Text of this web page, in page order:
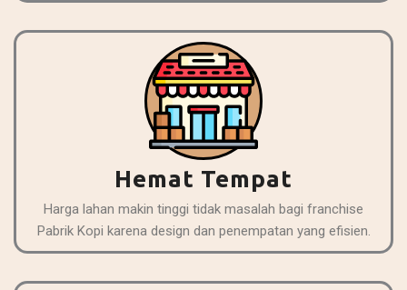
Hemat Tempat
Harga lahan makin tinggi tidak masalah bagi franchise
Pabrik Kopi karena design dan penempatan yang efisien.